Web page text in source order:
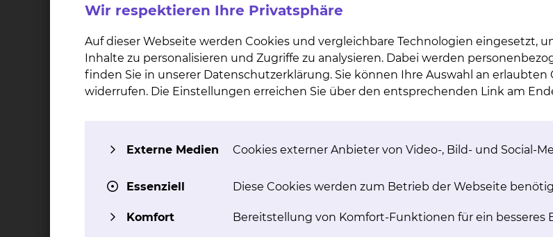
Chefarzt, HNO-Klinik, Klinikum Braunschweig
apl. Professur
Ltd. Oberarzt, HNO-Klinik, Universität Bonn
Assistenzarzt, HNO-Klinik, Universität Leipzig
Wir respektieren Ihre Privatsphäre
Auf dieser Webseite werden Cookies und vergleichbare Technologien eingesetzt,
Inhalte zu personalisieren und Zugriffe zu analysieren. Dabei werden
finden Sie in unserer Datenschutzerklärung. Sie können Ihre Auswahl an
widerrufen. Die Einstellungen erreichen Sie über den entsprechenden Link am
Externe Medien Cookies externer Anbieter von Video-, Bild- und Social-
Essenziell Diese Cookies werden zum Betrieb der Webseite
Komfort Bereitstellung von Komfort-Funktionen für ein besseres